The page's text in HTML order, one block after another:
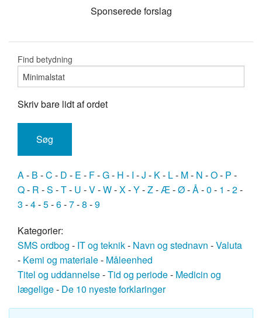
Sponserede forslag
Find betydning
Skriv bare lidt af ordet
A- B -C - D - E - F-G- H - I -J - K- L- M- N -O- P -
Q- R -S -T- U -V-W-X-Y-Z-Æ-Ø-Å-0 - 1 -2-
3 -4-5-6-7-8 -9
Kategorier:
SMS ordbog - IT og teknik- Navn og stednavn -Valuta
- Kemi og materiale- Måleenhed
Titel og uddannelse-Tid og periode- Medicin og
lægelige- De 10 nyeste forklaringer